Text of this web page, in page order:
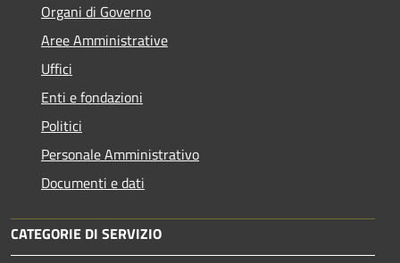
Organi di Governo
Aree Amministrative
Uffici
Enti e fondazioni
Politici
Personale Amministrativo
Documenti e dati
CATEGORIE DI SERVIZIO